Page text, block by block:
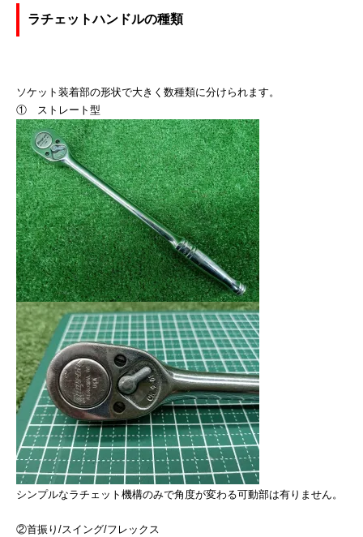
ラチェットハンドルの種類
ソケット装着部の形状で大きく数種類に分けられます。
① ストレート型
シンプルなラチェット機構のみで角度が変わる可動部は有りません。
②首振り/スイング/フレックス